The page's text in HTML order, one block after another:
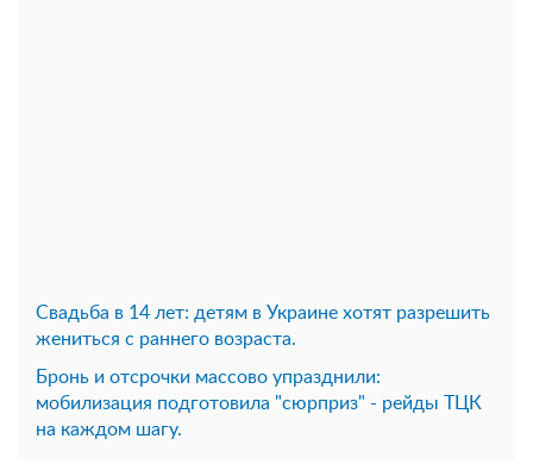
Свадьба в 14 лет: детям в Украине хотят разрешить
жениться с раннего возраста.
Бронь и отсрочки массово упразднили:
мобилизация подготовила "сюрприз" - рейды ТЦК
на каждом шагу.